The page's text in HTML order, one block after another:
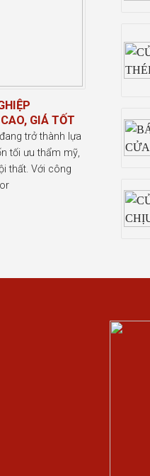
GIÁ TỐT
trở thành lựa
tối ưu thẩm mỹ,
thất. Với công